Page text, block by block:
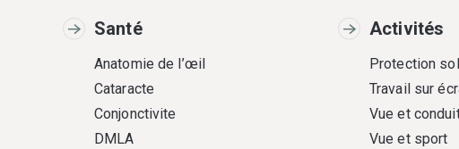
Santé
Anatomie de l’œil
Cataracte
Conjonctivite
DMLA
Activités
Protection
Travail sur
Vue et
Vue et sport